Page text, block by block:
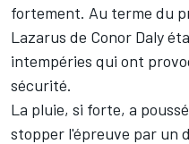
fortement. Au terme du
Lazarus de Conor Daly
intempéries qui ont
sécurité.
La pluie, si forte, a
stopper l'épreuve par un